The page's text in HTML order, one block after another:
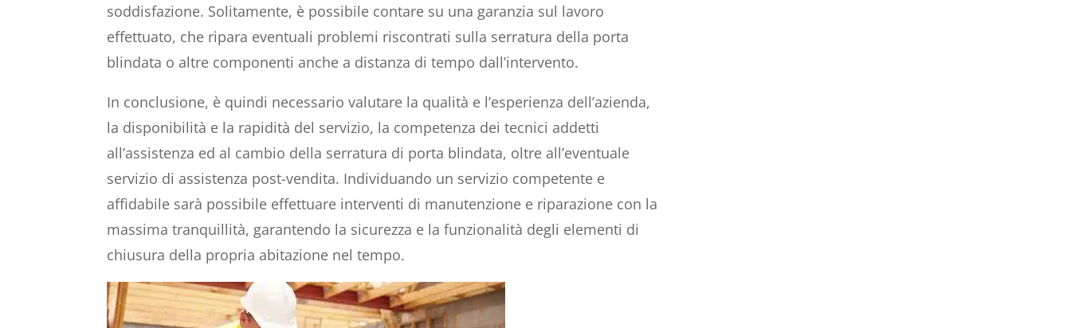
soddisfazione. Solitamente, è possibile contare su una garanzia sul lavoro
effettuato, che ripara eventuali problemi riscontrati sulla serratura della porta
blindata o altre componenti anche a distanza di tempo dall’intervento.
In conclusione, è quindi necessario valutare la qualità e l’esperienza dell’azienda,
la disponibilità e la rapidità del servizio, la competenza dei tecnici addetti
all’assistenza ed al cambio della serratura di porta blindata, oltre all’eventuale
servizio di assistenza post-vendita. Individuando un servizio competente e
affidabile sarà possibile effettuare interventi di manutenzione e riparazione con la
massima tranquillità, garantendo la sicurezza e la funzionalità degli elementi di
chiusura della propria abitazione nel tempo.